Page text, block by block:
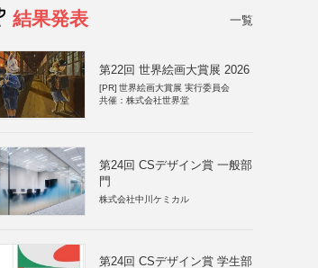
結果発表 一覧
第22回 世界絵画大賞展 2026
[PR] 世界絵画大賞展 実行委員会
共催：株式会社世界堂
第24回 CSデザイン賞 一般部
門
株式会社中川ケミカル
第24回 CSデザイン賞 学生部